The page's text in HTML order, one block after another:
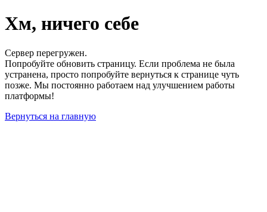
Хм, ничего себе
Сервер перегружен.
Попробуйте обновить страницу. Если проблема не была
устранена, просто попробуйте вернуться к странице чуть
позже. Мы постоянно работаем над улучшением работы
платформы!
Вернуться на главную